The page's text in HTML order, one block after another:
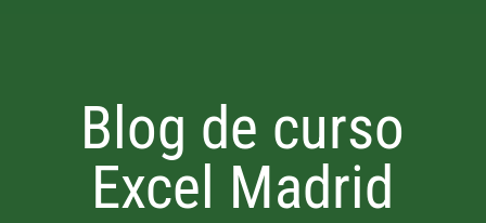
Blog de curso
Excel Madrid